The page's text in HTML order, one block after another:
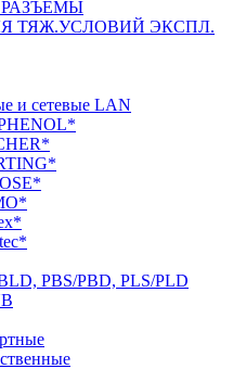
РАЗЪЕМЫ
ТЯЖ.УСЛОВИЙ ЭКСПЛ.
и сетевые LAN
PBS/PBD, PLS/PLD